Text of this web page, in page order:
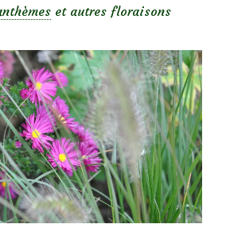
et autres floraisons